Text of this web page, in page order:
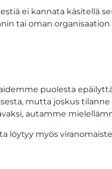
ei kannata käsitellä
tai oman
puolesta
mutta joskus
autamme
löytyy myös